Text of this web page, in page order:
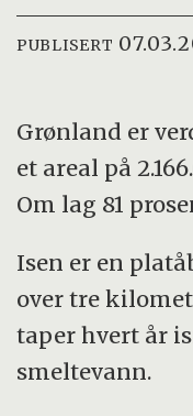
PUBLISERT
Grønland er
et areal på
Om lag 81
Isen er en
over tre
taper hvert år
smeltevann.